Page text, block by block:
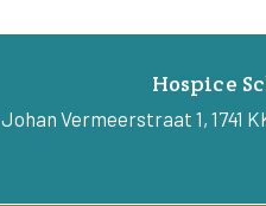
Hospice
Johan Vermeerstraat 1, 1741